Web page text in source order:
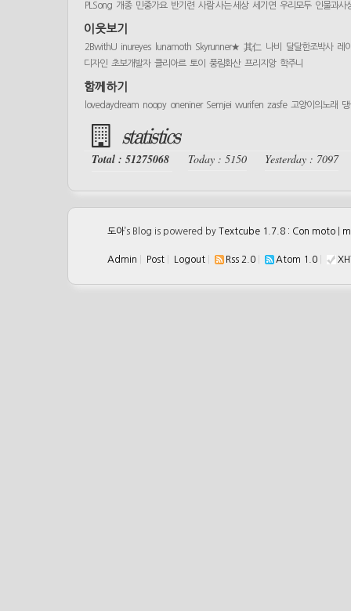
PLSong 개종 민중가요 반기련 사람 사는 세상 세기연 우리모두 인물과사
이웃보기
2BwithU inureyes lunamoth Skyrunner★ 其仁 나비 달달한조박사 레
디자인 초보개발자 클리아르 토이 풍림화산 프리지앙 학주니
함께하기
lovedaydream noopy oneniner Semjei wurifen zasfe 고양이의노래
statistics
Total : 51275068 Today : 5150 Yesterday : 7097
도아’s Blog is powered by Textcube 1.7.8 : Con moto
Admin Post Logout Rss 2.0 Atom 1.0